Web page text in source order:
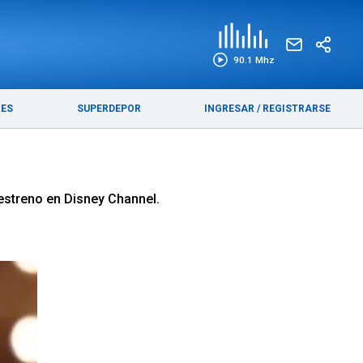
90.1 Mhz
SUPERDEPOR INGRESAR / REGISTRARSE
en Disney Channel.